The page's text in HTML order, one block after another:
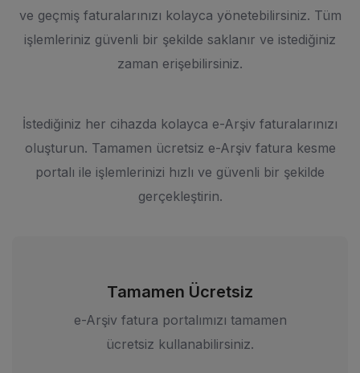
ve geçmiş faturalarınızı kolayca yönetebilirsiniz. Tüm
işlemleriniz güvenli bir şekilde saklanır ve istediğiniz
zaman erişebilirsiniz.
İstediğiniz her cihazda kolayca e-Arşiv faturalarınızı
oluşturun. Tamamen ücretsiz e-Arşiv fatura kesme
portalı ile işlemlerinizi hızlı ve güvenli bir şekilde
gerçekleştirin.
Tamamen Ücretsiz
e-Arşiv fatura portalımızı tamamen
ücretsiz kullanabilirsiniz.